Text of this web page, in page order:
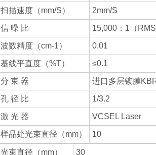
扫描速度（mm/S） 2mm/S
信 噪 比 15,000：1（
波数精度（cm-1） 0.01
基线平直度（%T） ≤0.1
分 束 器 进口多层镀膜
孔 径 比 1/3.2
激 光 器 VCSEL Laser
样品处光束直径（mm） 10
光束直径（mm） 30